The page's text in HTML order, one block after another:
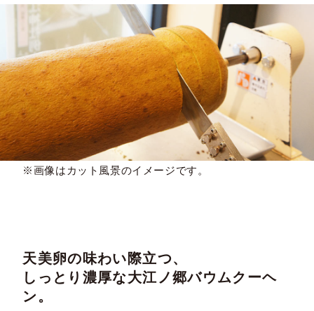
※画像はカット風景のイメージです。
天美卵の味わい際立つ、
しっとり濃厚な大江ノ郷バウムクーヘ
ン。